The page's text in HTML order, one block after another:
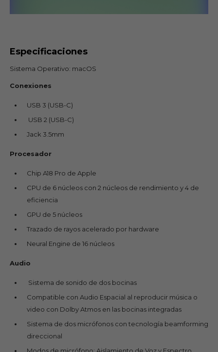
Especificaciones
Sistema Operativo: macOS
Conexiones
USB 3 (USB-C)
USB 2 (USB-C)
Jack 3.5mm
Procesador
Chip A18 Pro de Apple
CPU de 6 núcleos con 2 núcleos de rendimiento y 4 de
eficiencia
GPU de 5 núcleos
Trazado de rayos acelerado por hardware
Neural Engine de 16 núcleos
Audio
Sistema de sonido de dos bocinas
Compatible con Audio Espacial al reproducir música o
video con Dolby Atmos en las bocinas integradas
Sistema de dos micrófonos con tecnología beamforming
direccional